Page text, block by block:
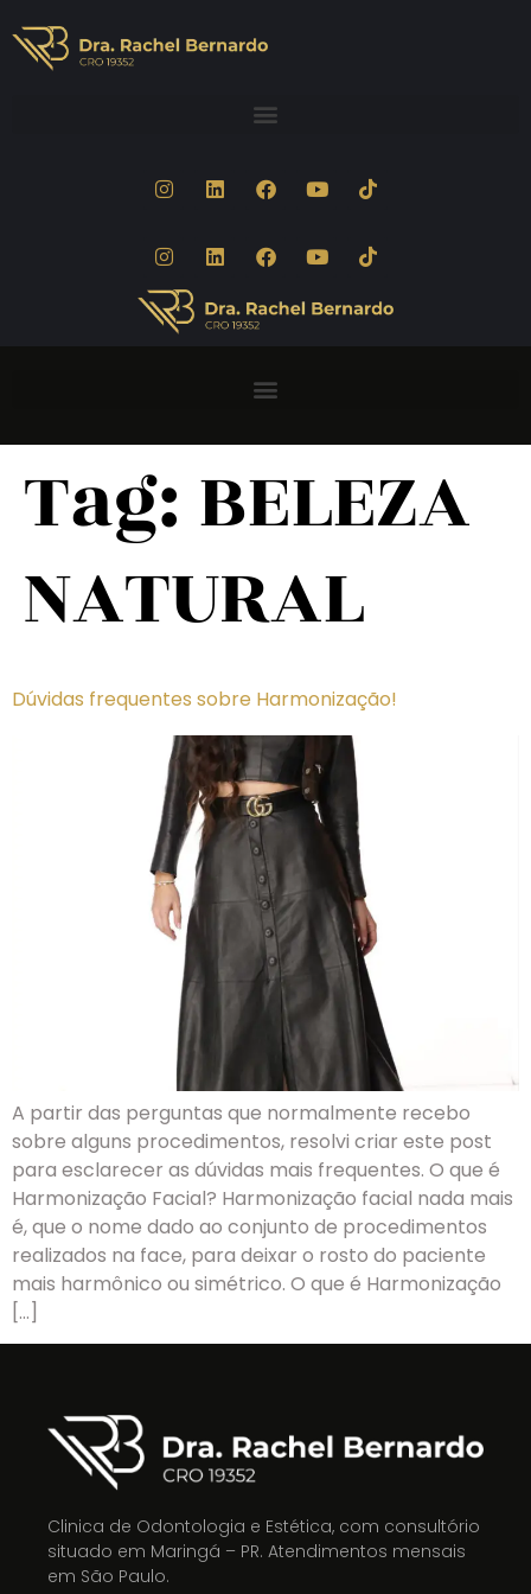
Tag: BELEZA
NATURAL
Dúvidas frequentes sobre Harmonização!
A partir das perguntas que normalmente recebo
sobre alguns procedimentos, resolvi criar este post
para esclarecer as dúvidas mais frequentes. O que é
Harmonização Facial? Harmonização facial nada mais
é, que o nome dado ao conjunto de procedimentos
realizados na face, para deixar o rosto do paciente
mais harmônico ou simétrico. O que é Harmonização
[…]
Clinica de Odontologia e Estética, com consultório
situado em Maringá – PR. Atendimentos mensais
em São Paulo.